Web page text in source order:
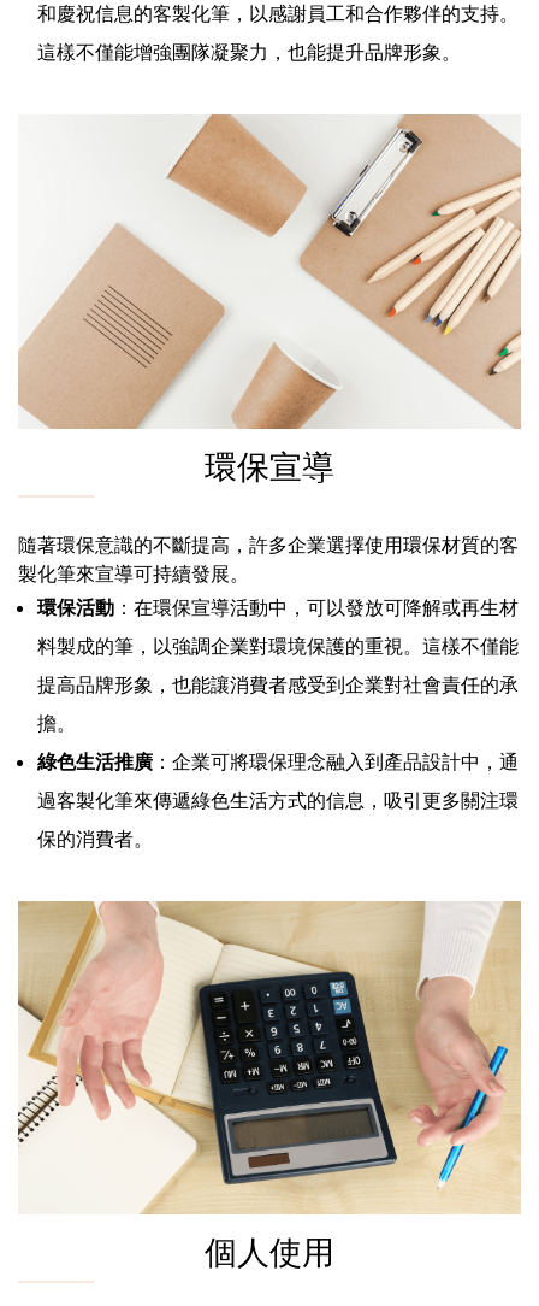
和慶祝信息的客製化筆，以感謝員工和合作夥伴的支持。
這樣不僅能增強團隊凝聚力，也能提升品牌形象。
環保宣導
隨著環保意識的不斷提高，許多企業選擇使用環保材質的客
製化筆來宣導可持續發展。
環保活動 ：在環保宣導活動中，可以發放可降解或再生材
料製成的筆，以強調企業對環境保護的重視。這樣不僅能
提高品牌形象，也能讓消費者感受到企業對社會責任的承
擔。
綠色生活推廣 ：企業可將環保理念融入到產品設計中，通
過客製化筆來傳遞綠色生活方式的信息，吸引更多關注環
保的消費者。
個人使用